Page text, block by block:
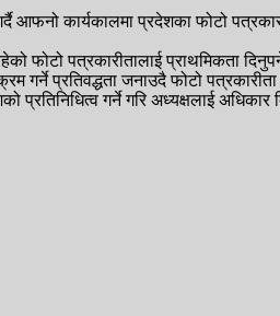
आफनो कार्यकालमा प्रदेशका फोटो
फोटो पत्रकारीतालाई प्राथमिकता
गर्ने प्रतिवद्धता जनाउदै फोटो
गर्ने गरि अध्यक्षलाई